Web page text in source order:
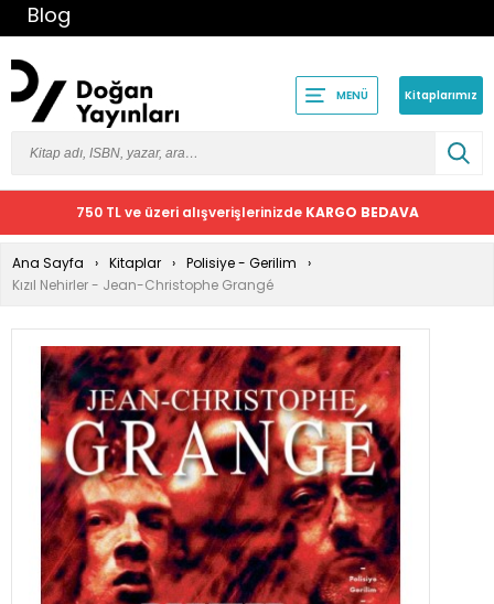
Blog
MENÜ Kitaplarımız
750 TL ve üzeri alışverişlerinizde KARGO BEDAVA
Ana Sayfa Kitaplar
Polisiye - Gerilim
Kızıl Nehirler - Jean-Christophe Grangé